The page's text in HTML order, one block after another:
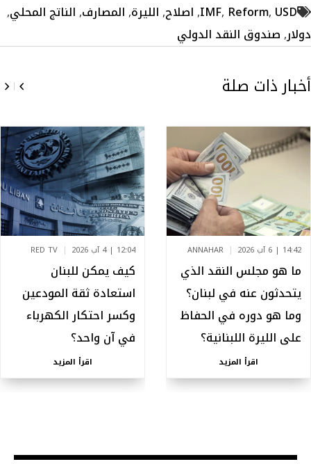
IMF, Reform, USD
,اصلاح,الليرة,المصارف,الناتج المحلي,
دولار,صندوق النقد الدولي
أخبار ذات صلة
14:42 | 6 آب 2026 ANNAHAR
ما هو مجلس النقد الذي
يتحدثون عنه في لبنان؟
وما هو دوره في الحفاظ
على الليرة اللبنانية؟
اقرأ المزيد
12:04 | 4 آب 2026 RED TV
كيف يمكن للبنان
استعادة ثقة المودعين
وكسر احتكار الكهرباء
في آن واحد؟
اقرأ المزيد